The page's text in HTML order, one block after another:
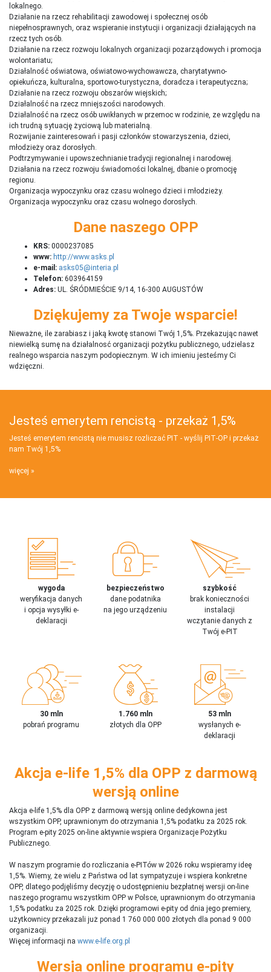
lokalnego.
Działanie na rzecz rehabilitacji zawodowej i społecznej osób
niepełnosprawnych, oraz wspieranie instytucji i organizacji działających na
rzecz tych osób.
Działanie na rzecz rozwoju lokalnych organizacji pozarządowych i promocja
wolontariatu;
Działalność oświatowa, oświatowo-wychowawcza, charytatywno-
opiekuńcza, kulturalna, sportowo-turystyczna, doradcza i terapeutyczna;
Działanie na rzecz rozwoju obszarów wiejskich;
Działalność na rzecz mniejszości narodowych.
Działalność na rzecz osób uwikłanych w przemoc w rodzinie, ze względu na
ich trudną sytuację życiową lub materialną.
Rozwijanie zainteresowań i pasji członków stowarzyszenia, dzieci,
młodzieży oraz dorosłych.
Podtrzymywanie i upowszechnianie tradycji regionalnej i narodowej.
Działania na rzecz rozwoju świadomości lokalnej, dbanie o promocję
regionu.
Organizacja wypoczynku oraz czasu wolnego dzieci i młodzieży.
Organizacja wypoczynku oraz czasu wolnego dorosłych.
Dane naszego OPP
KRS: 0000237085
www: http://www.asks.pl
e-mail: asks05@interia.pl
Telefon: 603964159
Adres: UL. ŚRÓDMIEŚCIE 9/14, 16-300 AUGUSTÓW
Dziękujemy za Twoje wsparcie!
Nieważne, ile zarabiasz i jaką kwotę stanowi Twój 1,5%. Przekazując nawet
niewielką sumę na działalnosć organizacji pożytku publicznego, udzielasz
realnego wsparcia naszym podopiecznym. W ich imieniu jesteśmy Ci
wdzięczni.
Jesteś emerytem rencistą - przekaż 1,5%
Jesteś emerytem rencistą nie musisz rozliczać PIT - wyślij PIT‑OP i przekaż
nam Twój 1,5%
więcej
wygoda
weryfikacja danych
i opcja wysyłki e-
deklaracji
bezpieczeństwo
dane podatnika
na jego urządzeniu
szybkość
brak konieczności
instalacji
wczytanie danych z
Twój e-PIT
30 mln
pobrań programu
1.760 mln
złotych dla OPP
53 mln
wysłanych e-
deklaracji
Akcja e-life 1,5% dla OPP z darmową
wersją online
Akcja e-life 1,5% dla OPP z darmową wersją online dedykowna jest
wszystkim OPP, uprawnionym do otrzymania 1,5% podatku za 2025 rok.
Program e-pity 2025 on-line aktywnie wspiera Organizacje Pożytku
Publicznego.
W naszym programie do rozliczania e-PITów w 2026 roku wspieramy ideę
1,5%. Wiemy, że wielu z Państwa od lat sympatyzuje i wspiera konkretne
OPP, dlatego podjęliśmy decyzję o udostępnieniu bezpłatnej wersji on-line
naszego programu wszystkim OPP w Polsce, uprawnionym do otrzymania
1,5% podatku za 2025 rok. Dzięki programowi e-pity od dnia jego premiery,
użytkownicy przekazali już ponad 1 760 000 000 złotych dla ponad 9 000
organizacji.
Więcej informacji na www.e-life.org.pl
Wersja online programu e-pity